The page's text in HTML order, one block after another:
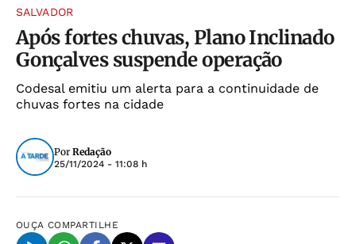
SALVADOR
Após fortes chuvas, Plano Inclinado
Gonçalves suspende operação
Codesal emitiu um alerta para a continuidade de
chuvas fortes na cidade
Por Redação
25/11/2024 - 11:08 h
OUÇA COMPARTILHE